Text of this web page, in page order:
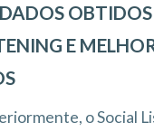
OBTIDOS
E
o Social